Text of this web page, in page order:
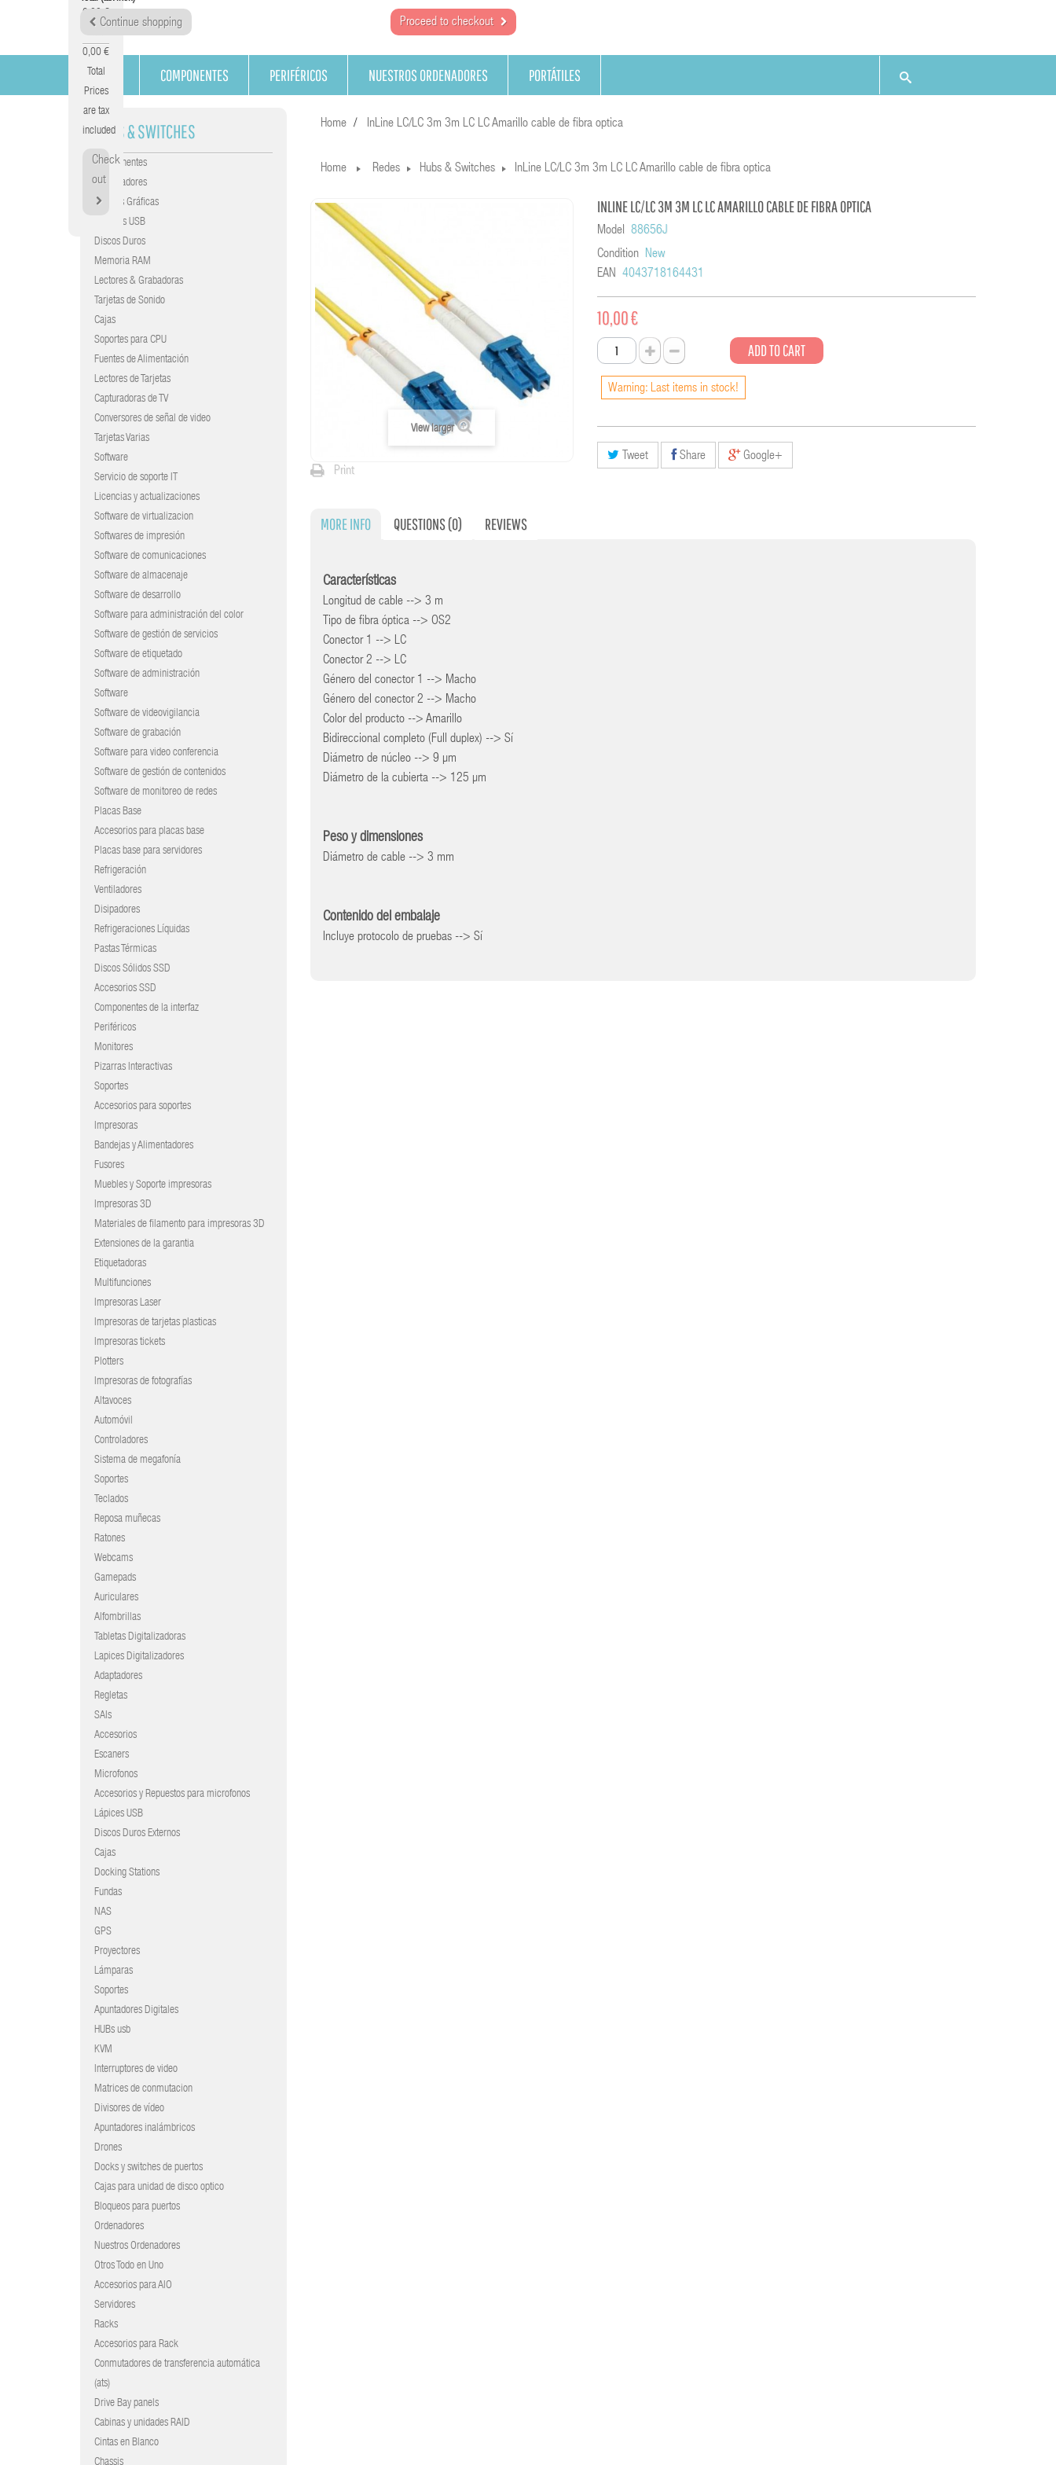
0,00 €
0,00 €
Total
Prices
are tax
included
Check
out
Continue shopping Proceed to checkout
COMPONENTES PERIFÉRICOS NUESTROS ORDENADORES PORTÁTILES
HUBS & SWITCHES
Componentes
Procesadores
Tarjetas Gráficas
Gráficas USB
Discos Duros
Memoria RAM
Lectores & Grabadoras
Tarjetas de Sonido
Cajas
Soportes para CPU
Fuentes de Alimentación
Lectores de Tarjetas
Capturadoras de TV
Conversores de señal de video
Tarjetas Varias
Software
Servicio de soporte IT
Licencias y actualizaciones
Software de virtualizacion
Softwares de impresión
Software de comunicaciones
Software de almacenaje
Software de desarrollo
Software para administración del color
Software de gestión de servicios
Software de etiquetado
Software de administración
Software
Software de videovigilancia
Software de grabación
Software para video conferencia
Software de gestión de contenidos
Software de monitoreo de redes
Placas Base
Accesorios para placas base
Placas base para servidores
Refrigeración
Ventiladores
Disipadores
Refrigeraciones Líquidas
Pastas Térmicas
Discos Sólidos SSD
Accesorios SSD
Componentes de la interfaz
Periféricos
Monitores
Pizarras Interactivas
Soportes
Accesorios para soportes
Impresoras
Bandejas y Alimentadores
Fusores
Muebles y Soporte impresoras
Impresoras 3D
Materiales de filamento para impresoras 3D
Extensiones de la garantia
Etiquetadoras
Multifunciones
Impresoras Laser
Impresoras de tarjetas plasticas
Impresoras tickets
Plotters
Impresoras de fotografías
Altavoces
Automóvil
Controladores
Sistema de megafonía
Soportes
Teclados
Reposa muñecas
Ratones
Webcams
Gamepads
Auriculares
Alfombrillas
Tabletas Digitalizadoras
Lapices Digitalizadores
Adaptadores
Regletas
SAIs
Accesorios
Escaners
Microfonos
Accesorios y Repuestos para microfonos
Lápices USB
Discos Duros Externos
Cajas
Docking Stations
Fundas
NAS
GPS
Proyectores
Lámparas
Soportes
Apuntadores Digitales
HUBs usb
KVM
Interruptores de video
Matrices de conmutacion
Divisores de vídeo
Apuntadores inalámbricos
Drones
Docks y switches de puertos
Cajas para unidad de disco optico
Bloqueos para puertos
Ordenadores
Nuestros Ordenadores
Otros Todo en Uno
Accesorios para AIO
Servidores
Racks
Accesorios para Rack
Conmutadores de transferencia automática
(ats)
Drive Bay panels
Cabinas y unidades RAID
Cintas en Blanco
Chassis
Home InLine LC/LC 3m 3m LC LC Amarillo cable de fibra optica
Home Redes Hubs & Switches InLine LC/LC 3m 3m LC LC Amarillo cable de fibra optica
View larger
Print
INLINE LC/LC 3M 3M LC LC AMARILLO CABLE DE FIBRA OPTICA
Model 88656J
Condition New
EAN 4043718164431
10,00 €
ADD TO CART
Warning: Last items in stock!
Tweet Share Google+
MORE INFO QUESTIONS(0) REVIEWS
Características
Longitud de cable --> 3 m
Tipo de fibra óptica --> OS2
Conector 1 --> LC
Conector 2 --> LC
Género del conector 1 --> Macho
Género del conector 2 --> Macho
Color del producto --> Amarillo
Bidireccional completo (Full duplex) --> Sí
Diámetro de núcleo --> 9 µm
Diámetro de la cubierta --> 125 µm
Peso y dimensiones
Diámetro de cable --> 3 mm
Contenido del embalaje
Incluye protocolo de pruebas --> Sí